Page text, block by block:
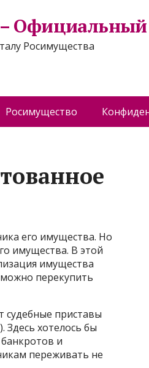
Официальный
Росимущества
Росимущество
его имущества. Но
имущества. В этой
имущества
перекупить
судебные приставы
хотелось бы
и
переживать не